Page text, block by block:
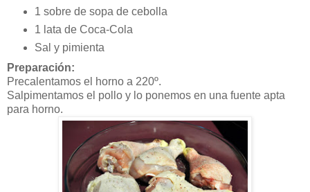
1 sobre de sopa de cebolla
1 lata de Coca-Cola
Sal y pimienta
Preparación:
Precalentamos el horno a 220º.
Salpimentamos el pollo y lo ponemos en una fuente apta
para horno.